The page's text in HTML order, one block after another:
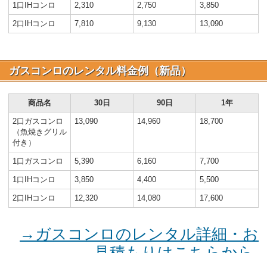
1口IHコンロ 2,310 2,750 3,850
2口IHコンロ 7,810 9,130 13,090
ガスコンロのレンタル料金例（新品）
商品名 30日 90日 1年
2口ガスコンロ
（魚焼きグリル
付き）
13,090 14,960 18,700
1口ガスコンロ 5,390 6,160 7,700
1口IHコンロ 3,850 4,400 5,500
2口IHコンロ 12,320 14,080 17,600
→ガスコンロのレンタル詳細・お